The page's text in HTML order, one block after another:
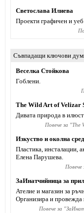
Светослава Илиева
Проекти графичен и уеб
Съвпадащи ключови
Веселка Стойкова
Гоблени.
The Wild Art of Velizar
Дивата природа в
Повече за "The
Изкуство и околна
Пластика, инсталации,
Елена Парушева.
Повече
ЗаИнатчийница за
Ателие и магазин за
Организира и провежда
Повече за "